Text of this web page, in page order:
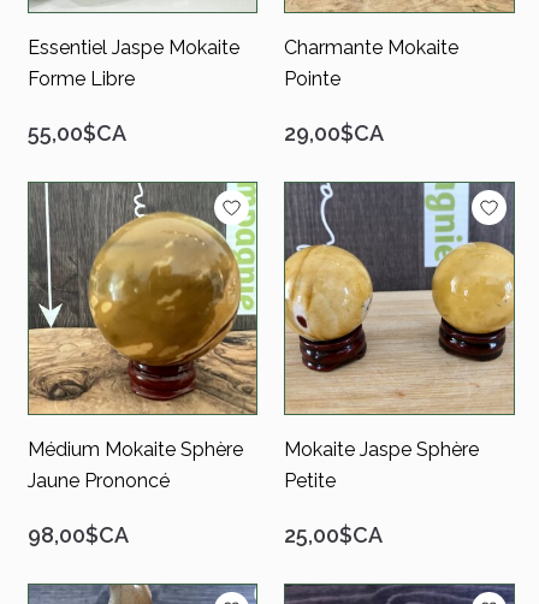
55,00$CA
Essentiel Jaspe Mokaite
Forme Libre
29,00$CA
Charmante Mokaite
Pointe
98,00$CA
Médium Mokaite Sphère
Jaune Prononcé
25,00$CA
Mokaite Jaspe Sphère
Petite